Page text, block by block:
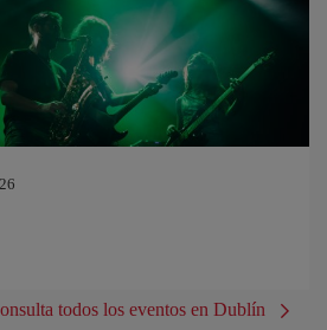
todos los eventos en Dublín